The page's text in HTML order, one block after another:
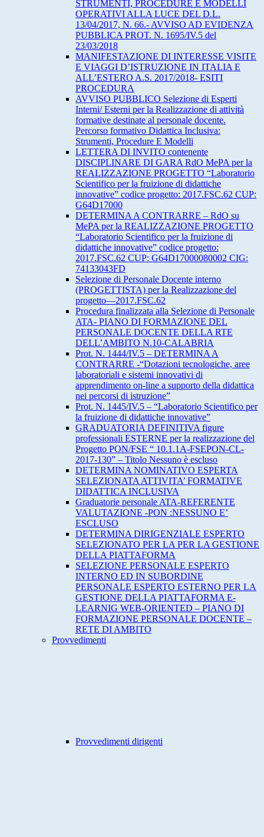
STRUMENTI, PROCEDURE E MODELLI
OPERATIVI ALLA LUCE DEL D.L.
13/04/2017, N. 66.- AVVISO AD EVIDENZA
PUBBLICA PROT. N. 1695/IV.5 del
23/03/2018
MANIFESTAZIONE DI INTERESSE VISITE
E VIAGGI D’ISTRUZIONE IN ITALIA E
ALL’ESTERO A.S. 2017/2018- ESITI
PROCEDURA
AVVISO PUBBLICO Selezione di Esperti
Interni/ Esterni per la Realizzazione di attività
formative destinate al personale docente.
Percorso formativo Didattica Inclusiva:
Strumenti, Procedure E Modelli
LETTERA DI INVITO contenente
DISCIPLINARE DI GARA RdO MePA per la
REALIZZAZIONE PROGETTO “Laboratorio
Scientifico per la fruizione di didattiche
innovative” codice progetto: 2017.FSC.62 CUP:
G64D17000
DETERMINA A CONTRARRE – RdO su
MePA per la REALIZZAZIONE PROGETTO
“Laboratorio Scientifico per la fruizione di
didattiche innovative” codice progetto:
2017.FSC.62 CUP: G64D17000080002 CIG:
74133043FD
Selezione di Personale Docente interno
(PROGETTISTA) per la Realizzazione del
progetto—2017.FSC.62
Procedura finalizzata alla Selezione di Personale
ATA- PIANO DI FORMAZIONE DEL
PERSONALE DOCENTE DELLA RTE
DELL’AMBITO N.10-CALABRIA
Prot. N. 1444/IV.5 – DETERMINA A
CONTRARRE -“Dotazioni tecnologiche, aree
laboratoriali e sistemi innovativi di
apprendimento on-line a supporto della didattica
nei percorsi di istruzione”
Prot. N. 1445/IV.5 – “Laboratorio Scientifico per
la fruizione di didattiche innovative”
GRADUATORIA DEFINITIVA figure
professionali ESTERNE per la realizzazione del
Progetto PON/FSE “ 10.1.1A-FSEPON-CL-
2017-130” – Titolo Nessuno è escluso
DETERMINA NOMINATIVO ESPERTA
SELEZIONATA ATTIVITA’ FORMATIVE
DIDATTICA INCLUSIVA
Graduatorie personale ATA-REFERENTE
VALUTAZIONE -PON :NESSUNO E’
ESCLUSO
DETERMINA DIRIGENZIALE ESPERTO
SELEZIONATO PER LA PER LA GESTIONE
DELLA PIATTAFORMA
SELEZIONE PERSONALE ESPERTO
INTERNO ED IN SUBORDINE
PERSONALE ESPERTO ESTERNO PER LA
GESTIONE DELLA PIATTAFORMA E-
LEARNIG WEB-ORIENTED – PIANO DI
FORMAZIONE PERSONALE DOCENTE –
RETE DI AMBITO
Provvedimenti
Provvedimenti dirigenti